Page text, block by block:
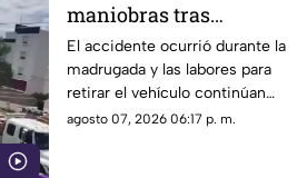
maniobras tras
volcadura de unidad
pesada en la carretera
57
El accidente ocurrió durante la
madrugada y las labores para
retirar el vehículo continúan
desde hace más de 12 horas en
agosto 07, 2026 06:17 p. m.